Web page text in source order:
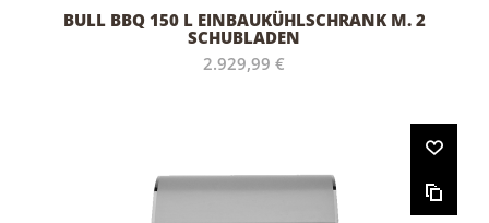
BULL BBQ 150 L EINBAUKÜHLSCHRANK M. 2
SCHUBLADEN
2.929,99 €